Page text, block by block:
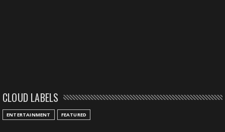
CLOUD LABELS
ENTERTAINMENT FEATURED